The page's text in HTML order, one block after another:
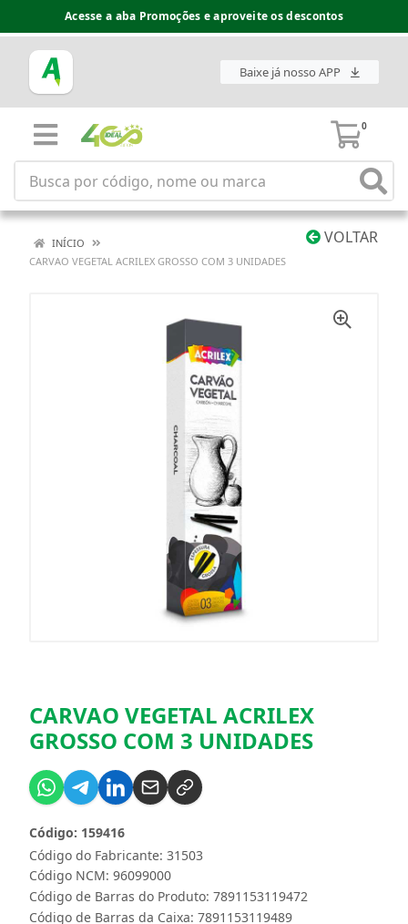
Acesse a aba Promoções e aproveite os descontos
Baixe já nosso APP
0
VOLTAR
INÍCIO
CARVAO VEGETAL ACRILEX GROSSO COM 3 UNIDADES
CARVAO VEGETAL ACRILEX
GROSSO COM 3 UNIDADES
Código do Fabricante: 31503
Código: 159416
Código NCM: 96099000
Código de Barras do Produto: 7891153119472
Código de Barras da Caixa: 7891153119489